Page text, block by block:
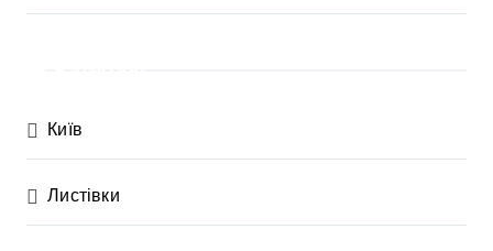
Київ
Листівки